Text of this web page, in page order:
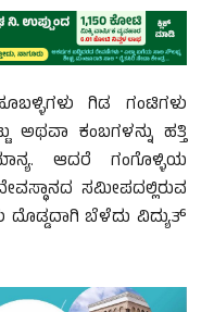
ಗಿಡ ಗಂಟಿಗಳು
ಅಥವಾ ಕಂಬಗಳನ್ನು ಹತ್ತಿ
ಆದರೆ ಗಂಗೊಳ್ಳಿಯ
ಸಮೀಪದಲ್ಲಿರುವ
ಬೆಳೆದು ವಿದ್ಯುತ್